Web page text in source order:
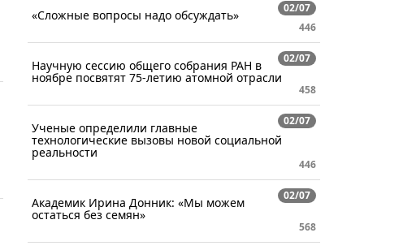
02/07
«Сложные вопросы надо обсуждать»
446
02/07
Научную сессию общего собрания РАН в
ноябре посвятят 75-летию атомной отрасли
458
02/07
Ученые определили главные
технологические вызовы новой социальной
реальности
446
02/07
Академик Ирина Донник: «Мы можем
остаться без семян»
568